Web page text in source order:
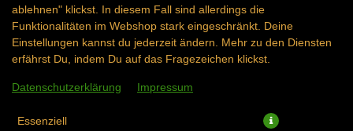
ablehnen" klickst. In diesem Fall sind allerdings die
Funktionalitäten im Webshop stark eingeschränkt. Deine
Einstellungen kannst du jederzeit ändern. Mehr zu den Diensten
erfährst Du, indem Du auf das Fragezeichen klickst.
Datenschutzerklärung Impressum
Essenziell